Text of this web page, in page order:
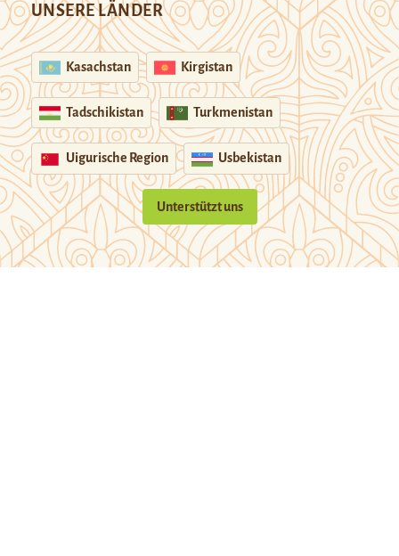
UNSERE LÄNDER
Kasachstan Kirgistan
Tadschikistan Turkmenistan
Uigurische Region Usbekistan
Unterstützt uns